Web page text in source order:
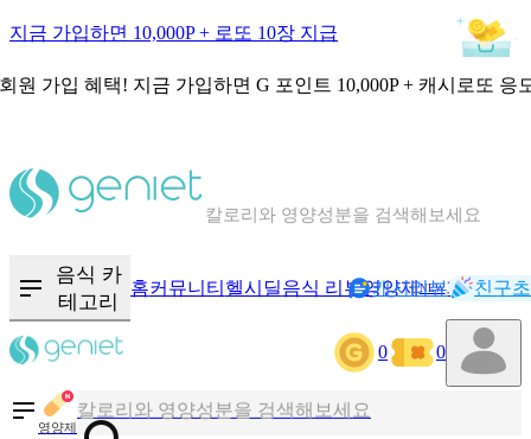
지금 가입하면 10,000P + 로또 10장 지급
원 가입 혜택! 지금 가입하면 G 포인트 10,000P + 캐시로또 응
혈당 · 다이어트 음식 검색해보세요
음식 카
테고리
홈커뮤니티 헬시딜음식 리뷰영양제NEW기록
캐시리뷰 친구
0 0
영양제
칼로리와 영양성분을 검색해보세요
혈당 · 다이어트 음식 검색해보세요